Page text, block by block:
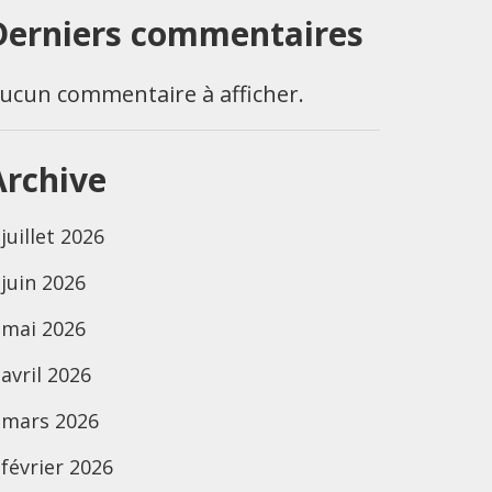
commentaires
commentaire à afficher.
juillet 2026
juin 2026
mai 2026
avril 2026
mars 2026
février 2026